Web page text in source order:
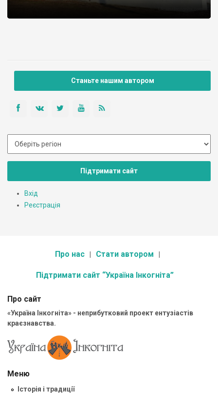
Станьте нашим автором
Підтримати сайт
Вхід
Реєстрація
Про нас Стати автором
Підтримати сайт “Україна Інкогніта”
Про сайт
«Україна Інкогніта» - неприбутковий проект ентузіастів
краєзнавства.
Меню
Історія і традиції